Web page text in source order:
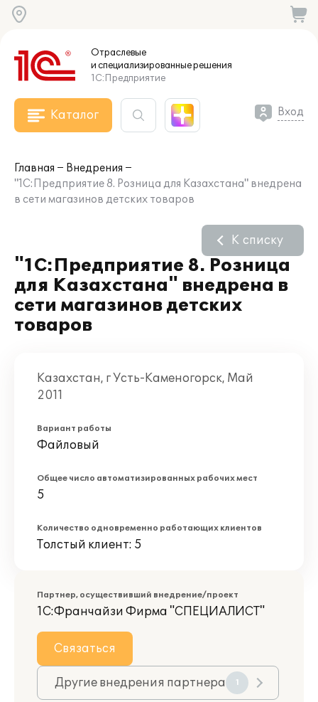
Отраслевые
и специализированныерешения
1С:Предприятие
Каталог Вход
Главная
Внедрения
"1С:Предприятие 8. Розница для Казахстана" внедрена
в сети магазинов детских товаров
"1С:Предприятие 8. Розница
для Казахстана" внедрена в
сети магазинов детских
товаров
К списку
Казахстан, г Усть-Каменогорск, Май
2011
Вариант работы
Файловый
Общее число автоматизированных рабочих мест
5
Количество одновременно работающих клиентов
Толстый клиент: 5
Партнер, осуществивший внедрение/проект
1С:Франчайзи Фирма "СПЕЦИАЛИСТ"
Связаться
Другие внедрения партнера 1